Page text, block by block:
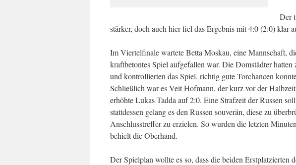
Der
stärker, doch auch hier fiel das Ergebnis mit 4:0 (2:0) klar
Im Viertelfinale wartete Betta Moskau, eine Mannschaft,
kraftbetontes Spiel aufgefallen war. Die Domstädter
und kontrollierten das Spiel, richtig gute Torchancen
Schließlich war es Veit Hofmann, der kurz vor der
erhöhte Lukas Tadda auf 2:0. Eine Strafzeit der Russen
stattdessen gelang es den Russen souverän, diese zu
Anschlusstreffer zu erzielen. So wurden die letzten
behielt die Oberhand.
Der Spielplan wollte es so, dass die beiden Erstplatzierten